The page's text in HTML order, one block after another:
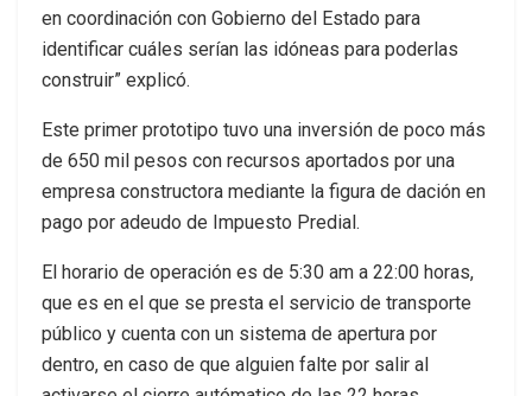
en coordinación con Gobierno del Estado para
identificar cuáles serían las idóneas para poderlas
construir” explicó.
Este primer prototipo tuvo una inversión de poco más
de 650 mil pesos con recursos aportados por una
empresa constructora mediante la figura de dación en
pago por adeudo de Impuesto Predial.
El horario de operación es de 5:30 am a 22:00 horas,
que es en el que se presta el servicio de transporte
público y cuenta con un sistema de apertura por
dentro, en caso de que alguien falte por salir al